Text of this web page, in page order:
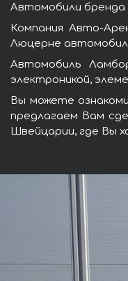
Автомобили бренда
Компания Авто-
Люцерне
Автомобиль
электроникой,
Вы можете
предлагаем Вам
Швейцарии, где Вы